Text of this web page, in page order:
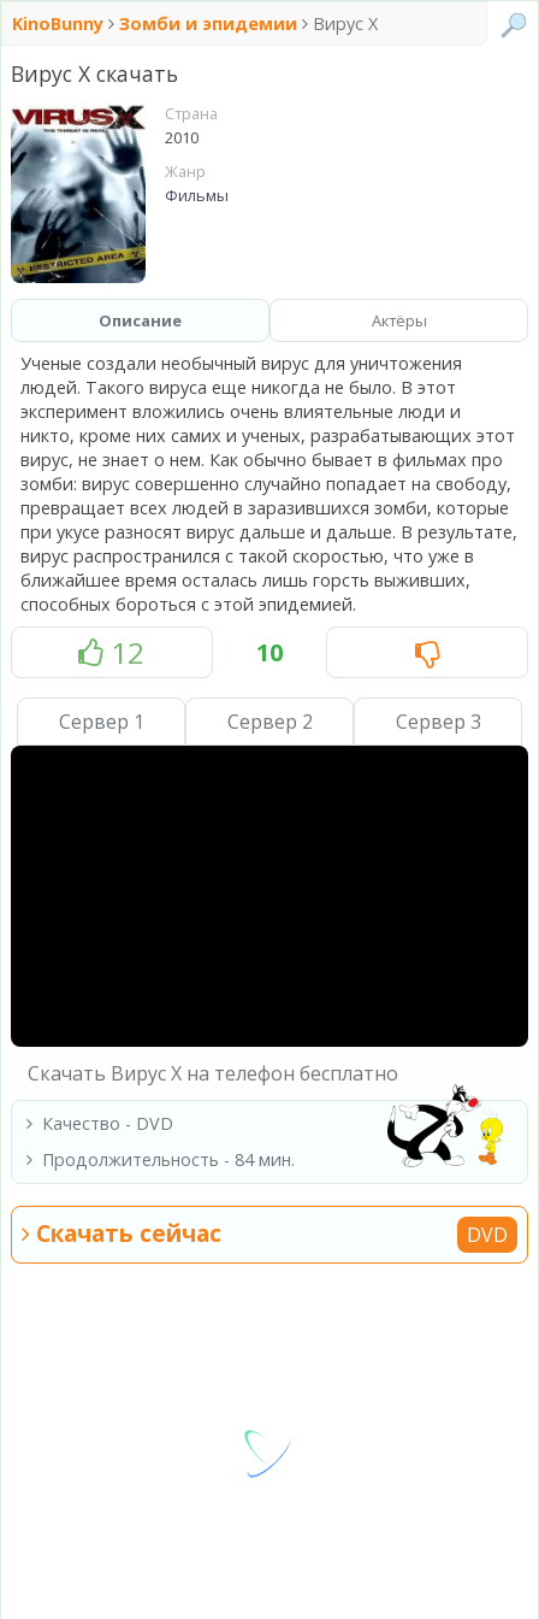
KinoBunny Зомби и эпидемии Вирус Х
Вирус Х скачать
Страна
2010
Жанр
Фильмы
Описание Актёры
Ученые создали необычный вирус для уничтожения
людей. Такого вируса еще никогда не было. В этот
эксперимент вложились очень влиятельные люди и
никто, кроме них самих и ученых, разрабатывающих этот
вирус, не знает о нем. Как обычно бывает в фильмах про
зомби: вирус совершенно случайно попадает на свободу,
превращает всех людей в заразившихся зомби, которые
при укусе разносят вирус дальше и дальше. В результате,
вирус распространился с такой скоростью, что уже в
ближайшее время осталась лишь горсть выживших,
способных бороться с этой эпидемией.
12 10
Сервер 1 Сервер 2 Сервер 3
Скачать Вирус Х на телефон бесплатно
Качество - DVD
Продолжительность - 84 мин.
Скачать сейчас DVD